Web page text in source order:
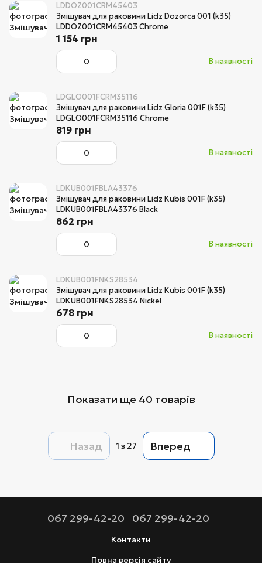
LDDOZ001CRM45403
Змішувач для раковини Lidz Dozorca 001 (k35)
LDDOZ001CRM45403 Chrome
В наявності
1 154 грн
LDGLO001FCRM35116
Змішувач для раковини Lidz Gloria 001F (k35)
LDGLO001FCRM35116 Chrome
В наявності
819 грн
LDKUB001FBLA43376
Змішувач для раковини Lidz Kubis 001F (k35)
LDKUB001FBLA43376 Black
В наявності
862 грн
LDKUB001FNKS28534
Змішувач для раковини Lidz Kubis 001F (k35)
LDKUB001FNKS28534 Nickel
В наявності
678 грн
Показати ще 40 товарів
Назад 1 з 27 Вперед
067 299-42-20 067 299-42-20
Контакти
Повна версія сайту